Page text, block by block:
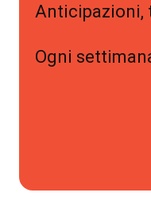
Anticipazioni,
Ogni